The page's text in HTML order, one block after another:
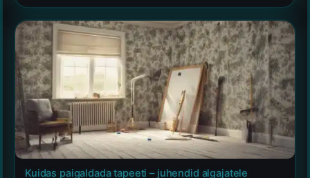
Kuidas paigaldada tapeeti – juhendid algajatele